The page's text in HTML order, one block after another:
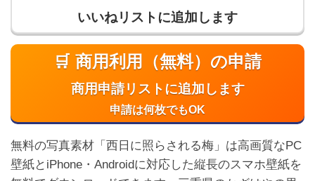
いいねリストに追加します
🛒 商用利用（無料）の申請
商用申請リストに追加します
申請は何枚でもOK
無料の写真素材「西日に照らされる梅」は高画質なPC
壁紙とiPhone・Androidに対応した縦長のスマホ壁紙を